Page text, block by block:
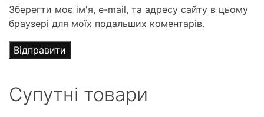
Зберегти моє ім'я, e-mail, та адресу сайту в цьому
браузері для моїх подальших коментарів.
Супутні товари